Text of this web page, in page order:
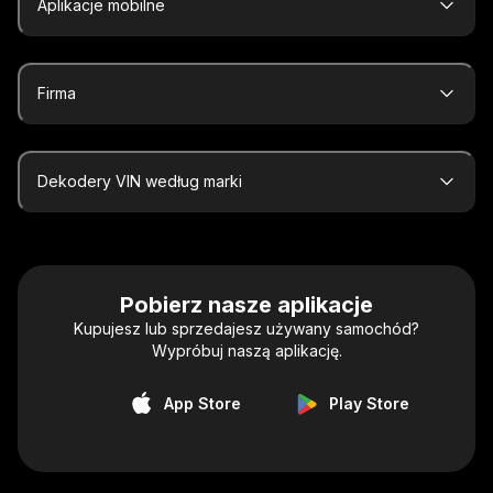
Aplikacje mobilne
Firma
Dekodery VIN według marki
Pobierz nasze aplikacje
Kupujesz lub sprzedajesz używany samochód?
Wypróbuj naszą aplikację.
App Store Play Store